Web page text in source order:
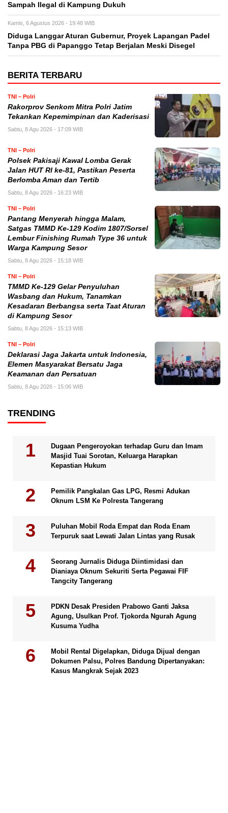
Sampah Ilegal di Kampung Dukuh
Kamis, 6 Agustus 2026 - 19:48 WIB
Diduga Langgar Aturan Gubernur, Proyek Lapangan Padel
Tanpa PBG di Papanggo Tetap Berjalan Meski Disegel
BERITA TERBARU
TNI – Polri
Rakorprov Senkom Mitra Polri Jatim
Tekankan Kepemimpinan dan Kaderisasi
Sabtu, 8 Agu 2026 - 17:09 WIB
TNI – Polri
Polsek Pakisaji Kawal Lomba Gerak
Jalan HUT RI ke-81, Pastikan Peserta
Berlomba Aman dan Tertib
Sabtu, 8 Agu 2026 - 16:23 WIB
TNI – Polri
Pantang Menyerah hingga Malam,
Satgas TMMD Ke-129 Kodim 1807/Sorsel
Lembur Finishing Rumah Type 36 untuk
Warga Kampung Sesor
Sabtu, 8 Agu 2026 - 15:18 WIB
TNI – Polri
TMMD Ke-129 Gelar Penyuluhan
Wasbang dan Hukum, Tanamkan
Kesadaran Berbangsa serta Taat Aturan
di Kampung Sesor
Sabtu, 8 Agu 2026 - 15:13 WIB
TNI – Polri
Deklarasi Jaga Jakarta untuk Indonesia,
Elemen Masyarakat Bersatu Jaga
Keamanan dan Persatuan
Sabtu, 8 Agu 2026 - 15:06 WIB
TRENDING
Dugaan Pengeroyokan terhadap Guru dan Imam
Masjid Tuai Sorotan, Keluarga Harapkan
Kepastian Hukum
Pemilik Pangkalan Gas LPG, Resmi Adukan
Oknum LSM Ke Polresta Tangerang
Puluhan Mobil Roda Empat dan Roda Enam
Terpuruk saat Lewati Jalan Lintas yang Rusak
Seorang Jurnalis Diduga Diintimidasi dan
Dianiaya Oknum Sekuriti Serta Pegawai FIF
Tangcity Tangerang
PDKN Desak Presiden Prabowo Ganti Jaksa
Agung, Usulkan Prof. Tjokorda Ngurah Agung
Kusuma Yudha
Mobil Rental Digelapkan, Diduga Dijual dengan
Dokumen Palsu, Polres Bandung Dipertanyakan:
Kasus Mangkrak Sejak 2023